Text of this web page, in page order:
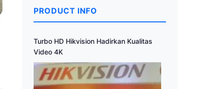
PRODUCT INFO
Turbo HD Hikvision Hadirkan Kualitas
Video 4K